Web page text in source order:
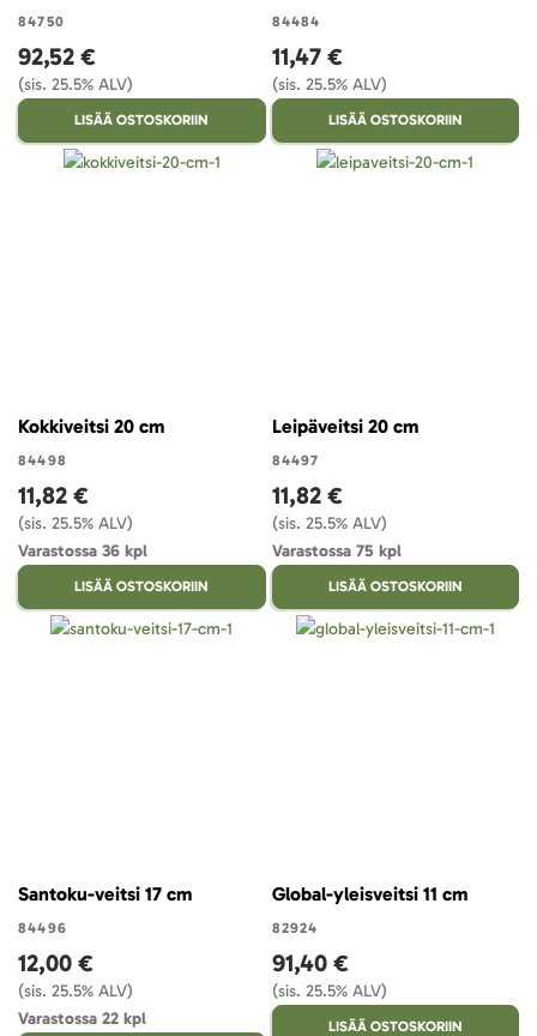
84750
92,52 €
(sis. 25.5% ALV)
LISÄÄ OSTOSKORIIN
84484
11,47 €
(sis. 25.5% ALV)
LISÄÄ OSTOSKORIIN
Kokkiveitsi 20 cm
84498
11,82 €
(sis. 25.5% ALV)
Varastossa 36 kpl
LISÄÄ OSTOSKORIIN
Leipäveitsi 20 cm
84497
11,82 €
(sis. 25.5% ALV)
Varastossa 75 kpl
LISÄÄ OSTOSKORIIN
Santoku-veitsi 17 cm
84496
12,00 €
(sis. 25.5% ALV)
Varastossa 22 kpl
Global-yleisveitsi 11 cm
82924
91,40 €
(sis. 25.5% ALV)
LISÄÄ OSTOSKORIIN